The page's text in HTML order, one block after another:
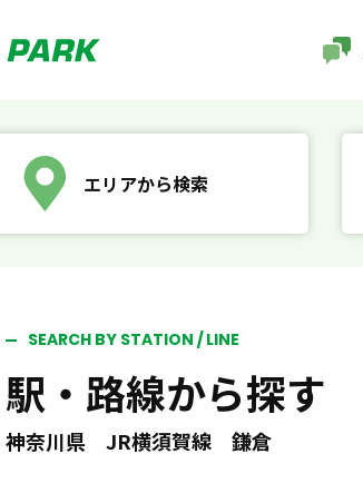
エリアから検索
SEARCH BY STATION / LINE
駅・路線から探す
神奈川県 JR横須賀線 鎌倉